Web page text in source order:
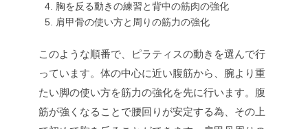
胸を反る動きの練習と背中の筋肉の強化
肩甲骨の使い方と周りの筋力の強化
このような順番で、ピラティスの動きを選んで行
っています。体の中心に近い腹筋から、腕より重
たい脚の使い方を筋力の強化を先に行います。腹
筋が強くなることで腰回りが安定する為、その上